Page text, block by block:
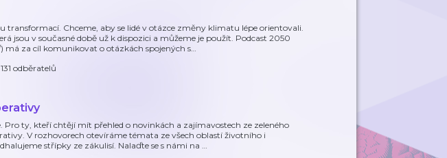
transformací. Chceme, aby se lidé v otázce změny klimatu lépe orientovali.
jsou v současné době už k dispozici a můžeme je použít. Podcast 2050
má za cíl komunikovat o otázkách spojených s…
131 odběratelů
Pro ty, kteří chtějí mít přehled o novinkách a zajímavostech ze zeleného
V rozhovorech otevíráme témata ze všech oblastí životního i
střípky ze zákulisí. Nalaďte se s námi na …